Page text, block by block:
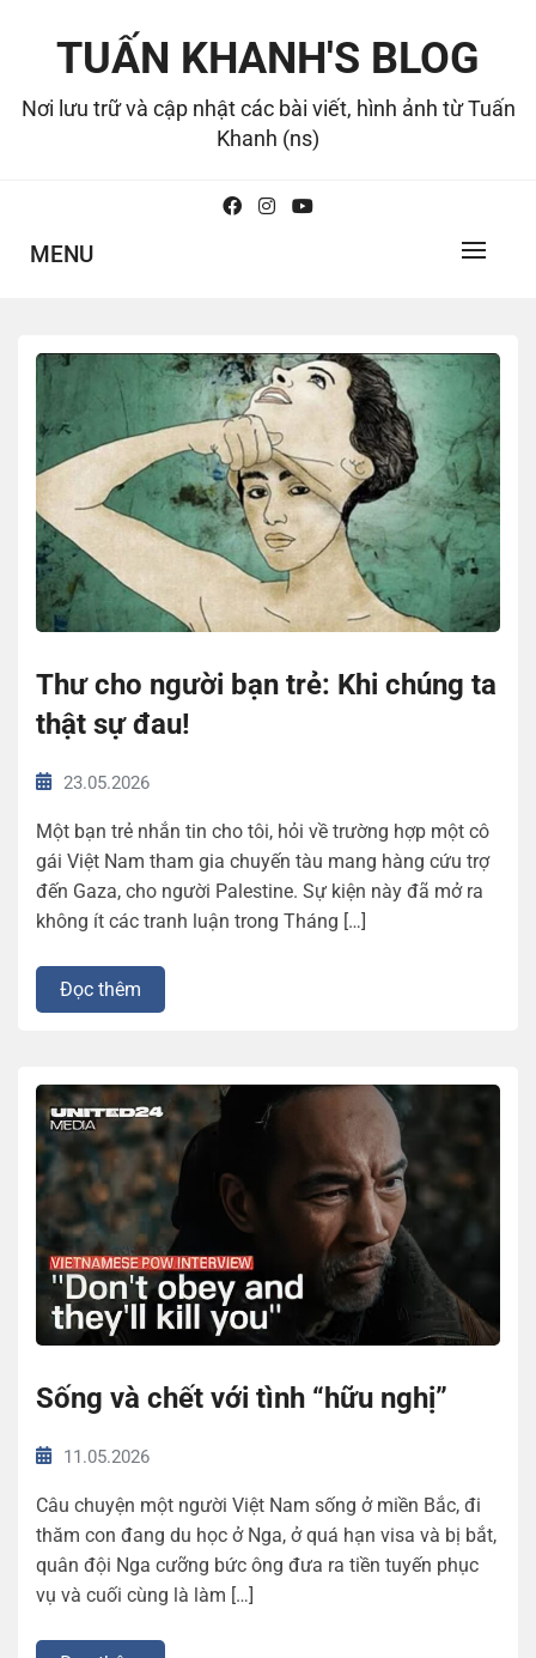
TUẤN KHANH'S BLOG
Nơi lưu trữ và cập nhật các bài viết, hình ảnh từ Tuấn
Khanh (ns)
MENU
Thư cho người bạn trẻ: Khi chúng ta
thật sự đau!
23.05.2026
Một bạn trẻ nhắn tin cho tôi, hỏi về trường hợp một cô
gái Việt Nam tham gia chuyến tàu mang hàng cứu trợ
đến Gaza, cho người Palestine. Sự kiện này đã mở ra
không ít các tranh luận trong Tháng […]
Đọc thêm
Sống và chết với tình “hữu nghị”
11.05.2026
Câu chuyện một người Việt Nam sống ở miền Bắc, đi
thăm con đang du học ở Nga, ở quá hạn visa và bị bắt,
quân đội Nga cưỡng bức ông đưa ra tiền tuyến phục
vụ và cuối cùng là làm […]